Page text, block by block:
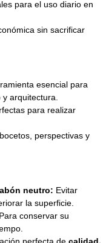
para el uso diario en
sin sacrificar
esencial para
y arquitectura.
para realizar
perspectivas y
neutro: Evitar
la superficie.
Para conservar su